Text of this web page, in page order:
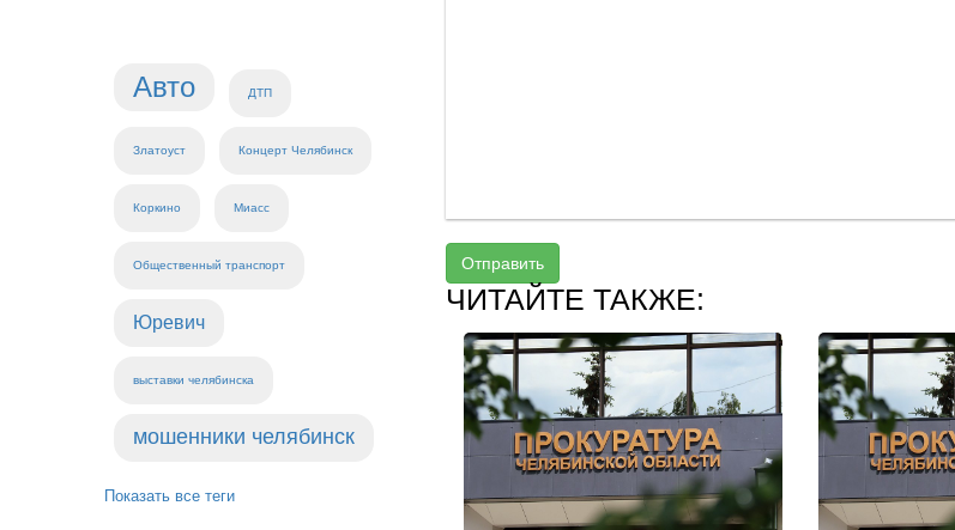
Авто ДТП
Златоуст Концерт Челябинск
Коркино Миасс
Общественный транспорт
Юревич
выставки челябинска
мошенники челябинск
Показать все теги
Отправить
ЧИТАЙТЕ ТАКЖЕ: